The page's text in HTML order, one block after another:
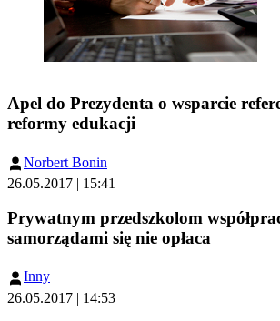
Apel do Prezydenta o wsparcie
reformy edukacji
Norbert Bonin
26.05.2017 | 15:41
Prywatnym przedszkolom
samorządami się nie opłaca
Inny
26.05.2017 | 14:53